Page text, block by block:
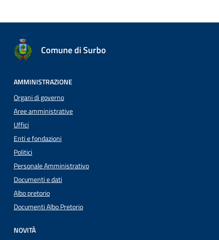
Comune di Surbo
AMMINISTRAZIONE
Organi di governo
Aree amministrative
Uffici
Enti e fondazioni
Politici
Personale Amministrativo
Documenti e dati
Albo pretorio
Documenti Albo Pretorio
NOVITÀ